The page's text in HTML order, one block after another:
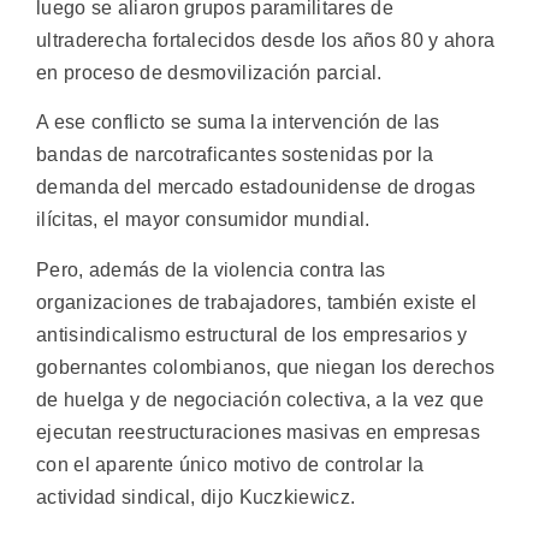
luego se aliaron grupos paramilitares de
ultraderecha fortalecidos desde los años 80 y ahora
en proceso de desmovilización parcial.
A ese conflicto se suma la intervención de las
bandas de narcotraficantes sostenidas por la
demanda del mercado estadounidense de drogas
ilícitas, el mayor consumidor mundial.
Pero, además de la violencia contra las
organizaciones de trabajadores, también existe el
antisindicalismo estructural de los empresarios y
gobernantes colombianos, que niegan los derechos
de huelga y de negociación colectiva, a la vez que
ejecutan reestructuraciones masivas en empresas
con el aparente único motivo de controlar la
actividad sindical, dijo Kuczkiewicz.